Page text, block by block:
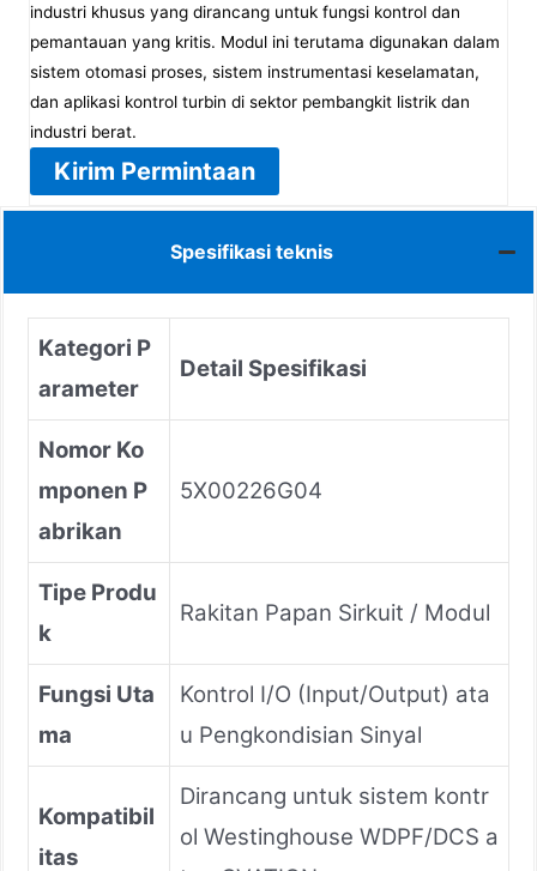
industri khusus yang dirancang untuk fungsi kontrol dan
pemantauan yang kritis. Modul ini terutama digunakan dalam
sistem otomasi proses, sistem instrumentasi keselamatan,
dan aplikasi kontrol turbin di sektor pembangkit listrik dan
industri berat.
Kirim Permintaan
Spesifikasi teknis
Kategori P
arameter
Detail Spesifikasi
Nomor Ko
mponen P
abrikan
5X00226G04
Tipe Produ
k
Rakitan Papan Sirkuit / Modul
Fungsi Uta
ma
Kontrol I/O (Input/Output) ata
u Pengkondisian Sinyal
Kompatibil
itas
Dirancang untuk sistem kontr
ol Westinghouse WDPF/DCS a